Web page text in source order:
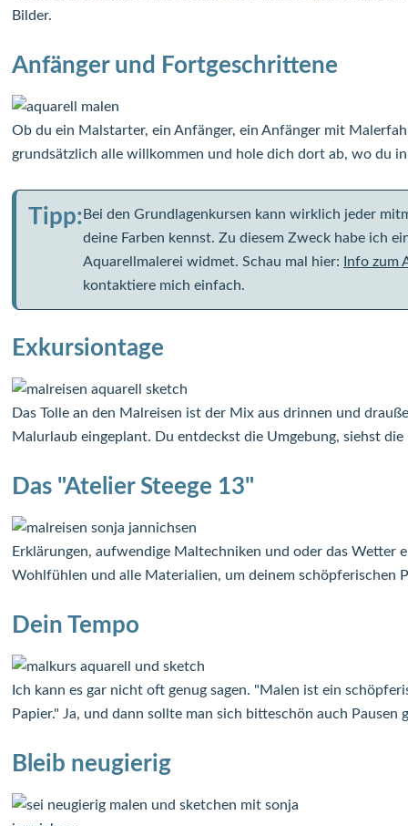
Bilder.
Anfänger und Fortgeschrittene
Ob du ein Malstarter, ein Anfänger, ein Anfänger mit
grundsätzlich alle willkommen und hole dich dort ab, wo du
Tipp: Bei den Grundlagenkursen kann wirklich jeder
deine Farben kennst. Zu diesem Zweck habe ich
Aquarellmalerei widmet. Schau mal hier:
Info zum
kontaktiere mich einfach.
Exkursiontage
Das Tolle an den Malreisen ist der Mix aus drinnen und
Malurlaub eingeplant. Du entdeckst die Umgebung, siehst
Das "Atelier Steege 13"
Erklärungen, aufwendige Maltechniken und oder das Wetter
Wohlfühlen und alle Materialien, um deinem schöpferischen
Dein Tempo
Ich kann es gar nicht oft genug sagen. "Malen ist ein
Papier." Ja, und dann sollte man sich bitteschön auch Pausen
Bleib neugierig